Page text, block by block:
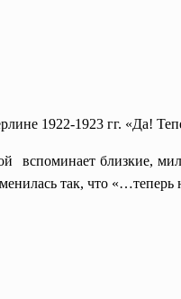
1922-1923 гг. «Да!
вспоминает близкие,
так, что